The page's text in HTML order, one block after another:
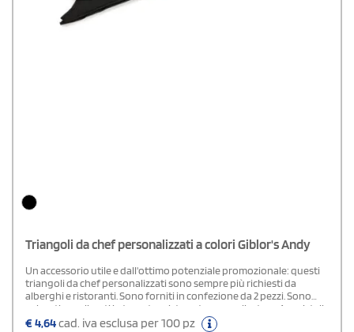
Triangoli da chef personalizzati a colori Giblor's Andy
Un accessorio utile e dall'ottimo potenziale promozionale: questi
triangoli da chef personalizzati sono sempre più richiesti da
alberghi e ristoranti. Sono forniti in confezione da 2 pezzi. Sono
colorati e realizzati in tessuto misto cotone e poliestere. Acquistali
subito su StampaSì a prezzi assolutamente concorrenziali.
€4,64cad. iva esclusa per 100 pz